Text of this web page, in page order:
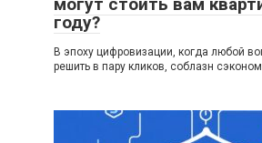
году?
В эпоху цифровизации, когда любой
решить в пару кликов, соблазн